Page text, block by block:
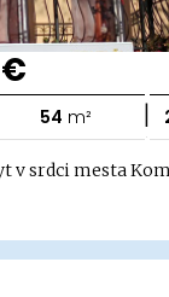
54 m² |
v srdci mesta